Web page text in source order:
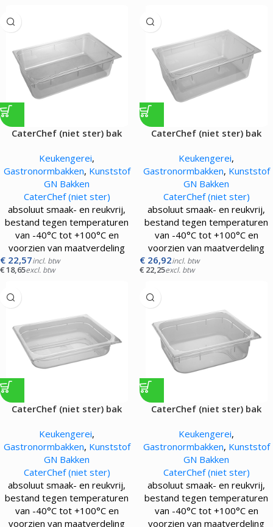
CaterChef (niet ster) bak
transparant
Keukengerei,
Gastronormbakken, Kunststof
GN Bakken
CaterChef (niet ster)
absoluut smaak- en reukvrij,
bestand tegen temperaturen
van -40°C tot +100°C en
voorzien van maatverdeling
€ 22,57incl. btw
€18,65excl. btw
CaterChef (niet ster) bak
transparant
Keukengerei,
Gastronormbakken, Kunststof
GN Bakken
CaterChef (niet ster)
absoluut smaak- en reukvrij,
bestand tegen temperaturen
van -40°C tot +100°C en
voorzien van maatverdeling
€ 26,92incl. btw
€ 22,25excl. btw
CaterChef (niet ster) bak
transparant
Keukengerei,
Gastronormbakken, Kunststof
GN Bakken
CaterChef (niet ster)
absoluut smaak- en reukvrij,
bestand tegen temperaturen
van -40°C tot +100°C en
voorzien van maatverdeling
CaterChef (niet ster) bak
transparant
Keukengerei,
Gastronormbakken, Kunststof
GN Bakken
CaterChef (niet ster)
absoluut smaak- en reukvrij,
bestand tegen temperaturen
van -40°C tot +100°C en
voorzien van maatverdeling